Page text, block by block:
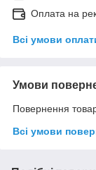
Оплата на
Всі умови
Умови
Повернення
Всі умови